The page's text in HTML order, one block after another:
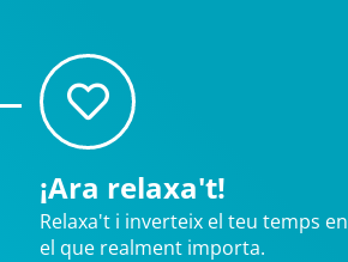
¡Ara relaxa't!
Relaxa't i inverteix el teu temps en
el que realment importa.